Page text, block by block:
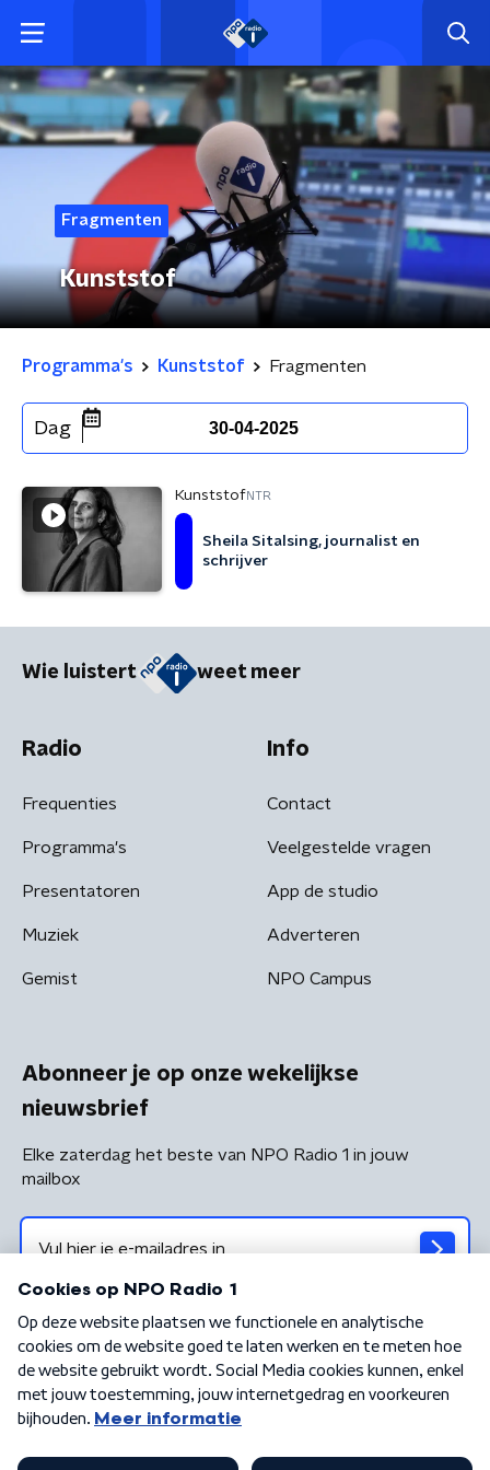
Fragmenten
Kunststof
Programma's Kunststof Fragmenten
Dag 30-04-2025
KunststofNTR
Sheila Sitalsing, journalist en
schrijver
Wie luistert weet meer
Radio
Frequenties
Programma's
Presentatoren
Muziek
Gemist
Info
Contact
Veelgestelde vragen
App de studio
Adverteren
NPO Campus
Abonneer je op onze wekelijkse
nieuwsbrief
Elke zaterdag het beste van NPO Radio 1 in jouw
mailbox
Algemene voorwaarden